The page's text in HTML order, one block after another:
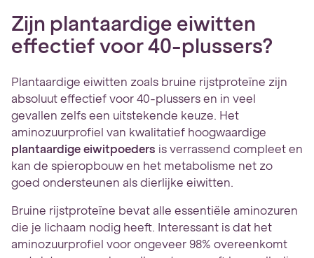
Zijn plantaardige eiwitten
effectief voor 40-plussers?
Plantaardige eiwitten zoals bruine rijstproteïne zijn
absoluut effectief voor 40-plussers en in veel
gevallen zelfs een uitstekende keuze. Het
aminozuurprofiel van kwalitatief hoogwaardige
plantaardige eiwitpoeders is verrassend compleet en
kan de spieropbouw en het metabolisme net zo
goed ondersteunen als dierlijke eiwitten.
Bruine rijstproteïne bevat alle essentiële aminozuren
die je lichaam nodig heeft. Interessant is dat het
aminozuurprofiel voor ongeveer 98% overeenkomt